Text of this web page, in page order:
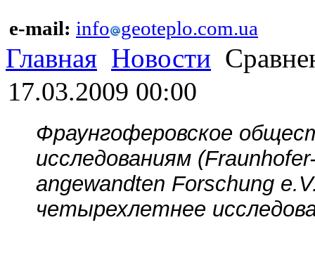
e-mail: info geoteplo.com.ua
Главная Новости
17.03.2009 00:00
Фраунгоферовское
исследованиям
angewandten Forschung
четырехлетнее